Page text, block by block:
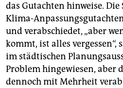
das Gutachten hinweise. Die
Klima-
und verabschiedet, „aber
kommt, ist alles vergessen“,
im städtischen
Problem hingewiesen, aber
dennoch mit Mehrheit